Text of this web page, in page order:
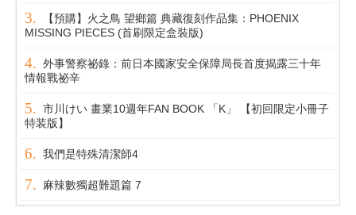
【預購】火之鳥 望鄉篇 典藏復刻作品集：PHOENIX
MISSING PIECES (首刷限定盒裝版)
外事警察祕錄：前日本國家安全保障局長首度揭露三十年
情報戰祕辛
市川けい 畫業10週年FAN BOOK 「K」 【初回限定小冊子
特装版】
我們是特殊清潔師4
麻辣數獨超難題篇 7